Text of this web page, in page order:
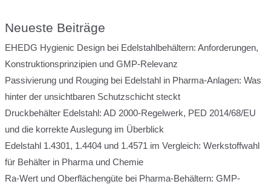
Neueste Beiträge
EHEDG Hygienic Design bei Edelstahlbehältern: Anforderungen,
Konstruktionsprinzipien und GMP-Relevanz
Passivierung und Rouging bei Edelstahl in Pharma-Anlagen: Was
hinter der unsichtbaren Schutzschicht steckt
Druckbehälter Edelstahl: AD 2000-Regelwerk, PED 2014/68/EU
und die korrekte Auslegung im Überblick
Edelstahl 1.4301, 1.4404 und 1.4571 im Vergleich: Werkstoffwahl
für Behälter in Pharma und Chemie
Ra-Wert und Oberflächengüte bei Pharma-Behältern: GMP-